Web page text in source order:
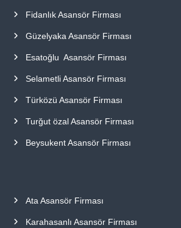
Fidanlık Asansör Firması
Güzelyaka Asansör Firması
Esatoğlu Asansör Firması
Selametli Asansör Firması
Türközü Asansör Firması
Turğut özal Asansör Firması
Beysukent Asansör Firması
Ata Asansör Firması
Karahasanlı Asansör Firması